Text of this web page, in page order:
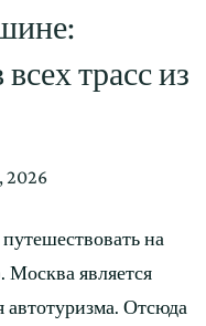
трасс из
2026
на
является
автотуризма. Отсюда